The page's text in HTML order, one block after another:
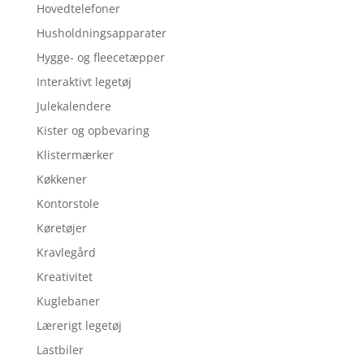
Hovedtelefoner
Husholdningsapparater
Hygge- og fleecetæpper
Interaktivt legetøj
Julekalendere
Kister og opbevaring
Klistermærker
Køkkener
Kontorstole
Køretøjer
Kravlegård
Kreativitet
Kuglebaner
Lærerigt legetøj
Lastbiler